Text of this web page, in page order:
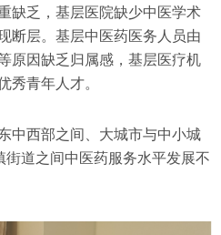
缺乏，基层医院缺少中医学术
断层。基层中医药医务人员由
原因缺乏归属感，基层医疗机
秀青年人才。
中西部之间、大城市与中小城
道之间中医药服务水平发展不